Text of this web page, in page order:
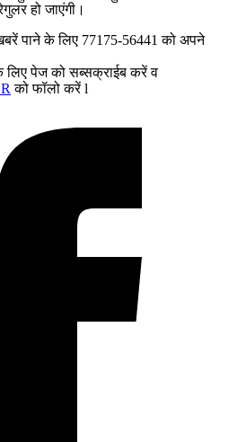
हो जाएंगी।
पाने के लिए 77175-56441 को अपने
पेज को सब्सक्राईब करें व
को फॉलो करें l